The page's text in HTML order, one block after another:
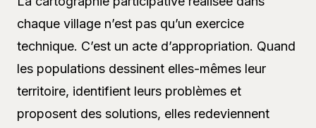
chaque village n’est pas qu’un exercice
technique. C’est un acte d’appropriation. Quand
les populations dessinent elles-mêmes leur
territoire, identifient leurs problèmes et
proposent des solutions, elles redeviennent